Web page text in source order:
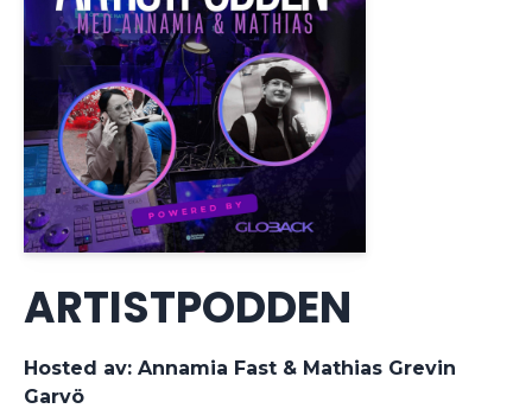
ARTISTPODDEN
Hosted av: Annamia Fast & Mathias Grevin
Garvö